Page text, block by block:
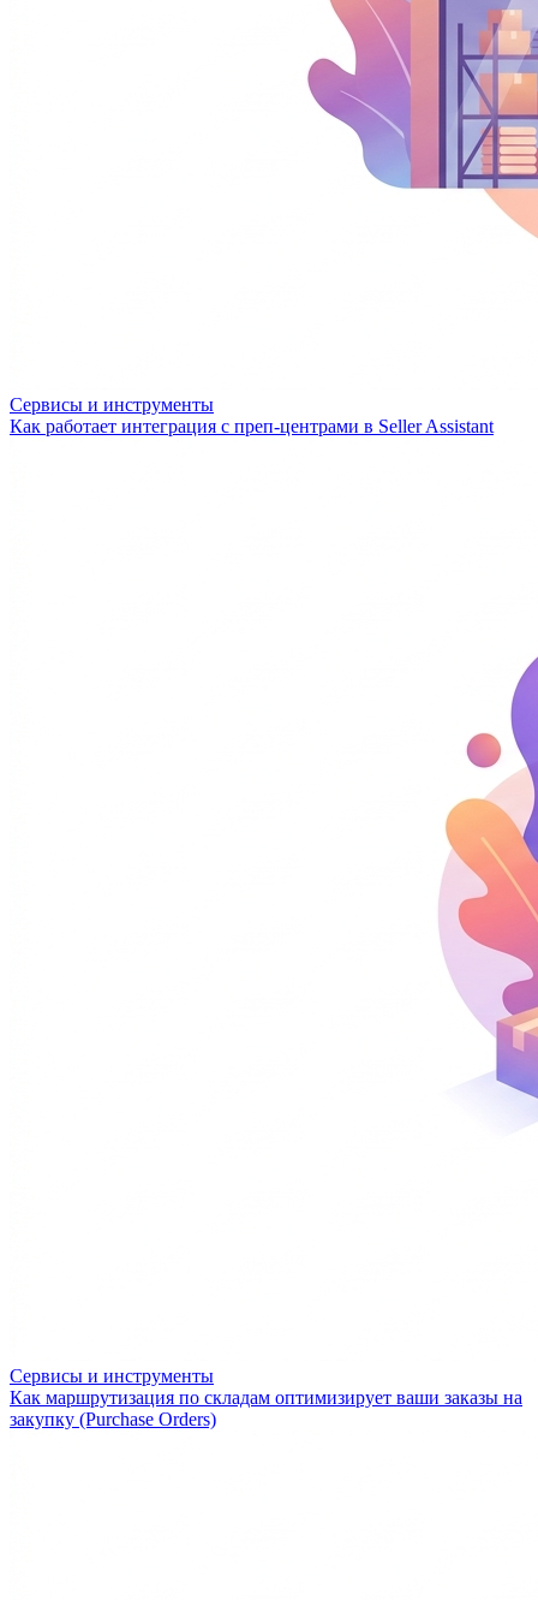
Сервисы и инструменты
Как работает интеграция с преп-центрами в Seller Assistant
Сервисы и инструменты
Как маршрутизация по складам оптимизирует ваши заказы на
закупку (Purchase Orders)